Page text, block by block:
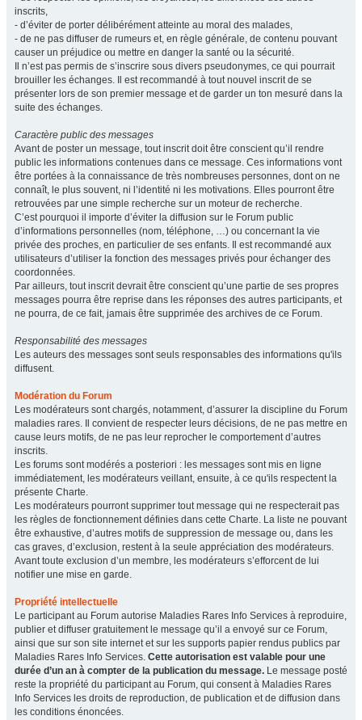
inscrits,
- d’éviter de porter délibérément atteinte au moral des malades,
- de ne pas diffuser de rumeurs et, en règle générale, de contenu pouvant
causer un préjudice ou mettre en danger la santé ou la sécurité.
Il n’est pas permis de s’inscrire sous divers pseudonymes, ce qui pourrait
brouiller les échanges. Il est recommandé à tout nouvel inscrit de se
présenter lors de son premier message et de garder un ton mesuré dans la
suite des échanges.
Caractère public des messages
Avant de poster un message, tout inscrit doit être conscient qu’il rendre
public les informations contenues dans ce message. Ces informations vont
être portées à la connaissance de très nombreuses personnes, dont on ne
connaît, le plus souvent, ni l’identité ni les motivations. Elles pourront être
retrouvées par une simple recherche sur un moteur de recherche.
C’est pourquoi il importe d’éviter la diffusion sur le Forum public
d’informations personnelles (nom, téléphone, …) ou concernant la vie
privée des proches, en particulier de ses enfants. Il est recommandé aux
utilisateurs d’utiliser la fonction des messages privés pour échanger des
coordonnées.
Par ailleurs, tout inscrit devrait être conscient qu’une partie de ses propres
messages pourra être reprise dans les réponses des autres participants, et
ne pourra, de ce fait, jamais être supprimée des archives de ce Forum.
Responsabilité des messages
Les auteurs des messages sont seuls responsables des informations qu'ils
diffusent.
Modération du Forum
Les modérateurs sont chargés, notamment, d’assurer la discipline du Forum
maladies rares. Il convient de respecter leurs décisions, de ne pas mettre en
cause leurs motifs, de ne pas leur reprocher le comportement d’autres
inscrits.
Les forums sont modérés a posteriori : les messages sont mis en ligne
immédiatement, les modérateurs veillant, ensuite, à ce qu'ils respectent la
présente Charte.
Les modérateurs pourront supprimer tout message qui ne respecterait pas
les règles de fonctionnement définies dans cette Charte. La liste ne pouvant
être exhaustive, d’autres motifs de suppression de message ou, dans les
cas graves, d’exclusion, restent à la seule appréciation des modérateurs.
Avant toute exclusion d’un membre, les modérateurs s’efforcent de lui
notifier une mise en garde.
Propriété intellectuelle
Le participant au Forum autorise Maladies Rares Info Services à reproduire,
publier et diffuser gratuitement le message qu’il a envoyé sur ce Forum,
ainsi que sur son site internet et sur les supports papier rendus publics par
Maladies Rares Info Services. Cette autorisation est valable pour une
durée d’un an à compter de la publication du message. Le message posté
reste la propriété du participant au Forum, qui consent à Maladies Rares
Info Services les droits de reproduction, de publication et de diffusion dans
les conditions énoncées.